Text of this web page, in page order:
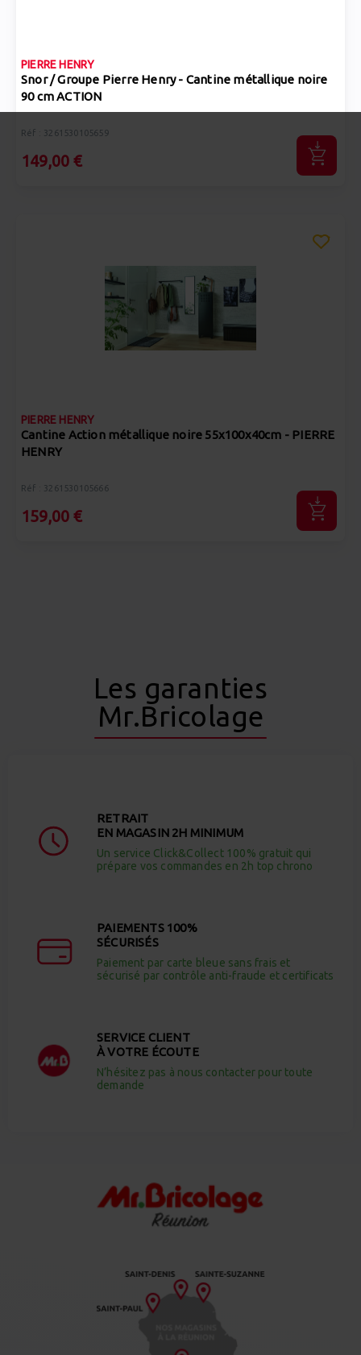
PIERRE HENRY
Snor / Groupe Pierre Henry - Cantine métallique noire
90 cm ACTION
Réf : 3261530105659
149,00 €
PIERRE HENRY
Cantine Action métallique noire 55x100x40cm - PIERRE
HENRY
Réf : 3261530105666
159,00 €
Les garanties
Mr.Bricolage
RETRAIT
EN MAGASIN 2H MINIMUM
Un service Click&Collect 100% gratuit qui
prépare vos commandes en 2h top chrono
PAIEMENTS 100%
SÉCURISÉS
Paiement par carte bleue sans frais et
sécurisé par contrôle anti-fraude et certificats
SERVICE CLIENT
À VOTRE ÉCOUTE
N’hésitez pas à nous contacter pour toute
demande